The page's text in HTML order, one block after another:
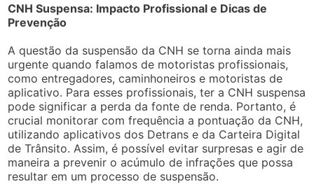
CNH Suspensa: Impacto Profissional e Dicas de
Prevenção
A questão da suspensão da CNH se torna ainda mais
urgente quando falamos de motoristas profissionais,
como entregadores, caminhoneiros e motoristas de
aplicativo. Para esses profissionais, ter a CNH suspensa
pode significar a perda da fonte de renda. Portanto, é
crucial monitorar com frequência a pontuação da CNH,
utilizando aplicativos dos Detrans e da Carteira Digital
de Trânsito. Assim, é possível evitar surpresas e agir de
maneira a prevenir o acúmulo de infrações que possa
resultar em um processo de suspensão.